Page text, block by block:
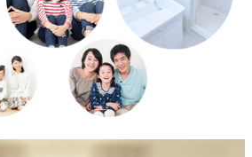
エコフェスタ開催のお知らせ
のお知らせ